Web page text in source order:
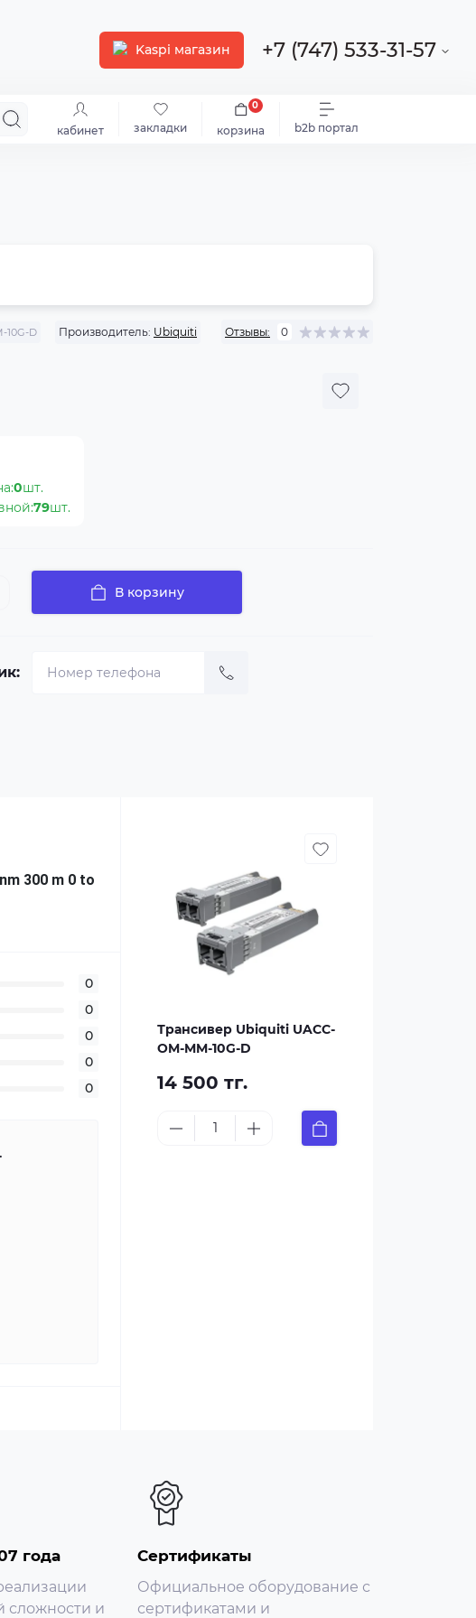
Kaspi магазин +7 (747) 533-31-57
кабинет закладки корзина
0
b2b портал
10G-D Производитель: Ubiquiti Отзывы: 0
0шт.
79шт.
В корзину
300 m 0 to
0
0
0
0
0
Трансивер Ubiquiti UACC-
OM-MM-10G-D
14 500 тг.
года
сложности и
Сертификаты
Официальное оборудование с
сертификатами и